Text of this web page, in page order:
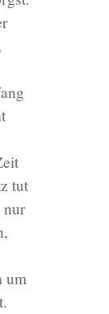
tut
nur
um